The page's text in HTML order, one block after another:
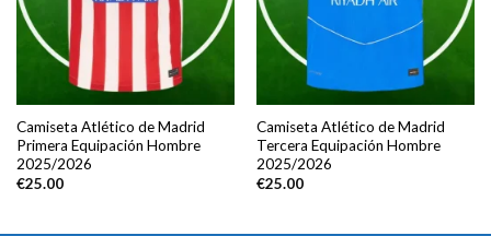
Camiseta Atlético de Madrid
Primera Equipación Hombre
2025/2026
€25.00
Camiseta Atlético de Madrid
Tercera Equipación Hombre
2025/2026
€25.00